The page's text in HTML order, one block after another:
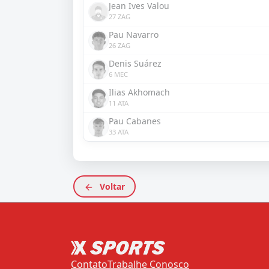
Jean Ives Valou
27 ZAG
Pau Navarro
26 ZAG
Denis Suárez
6 MEC
Ilias Akhomach
11 ATA
Pau Cabanes
33 ATA
Voltar
ContatoTrabalhe Conosco